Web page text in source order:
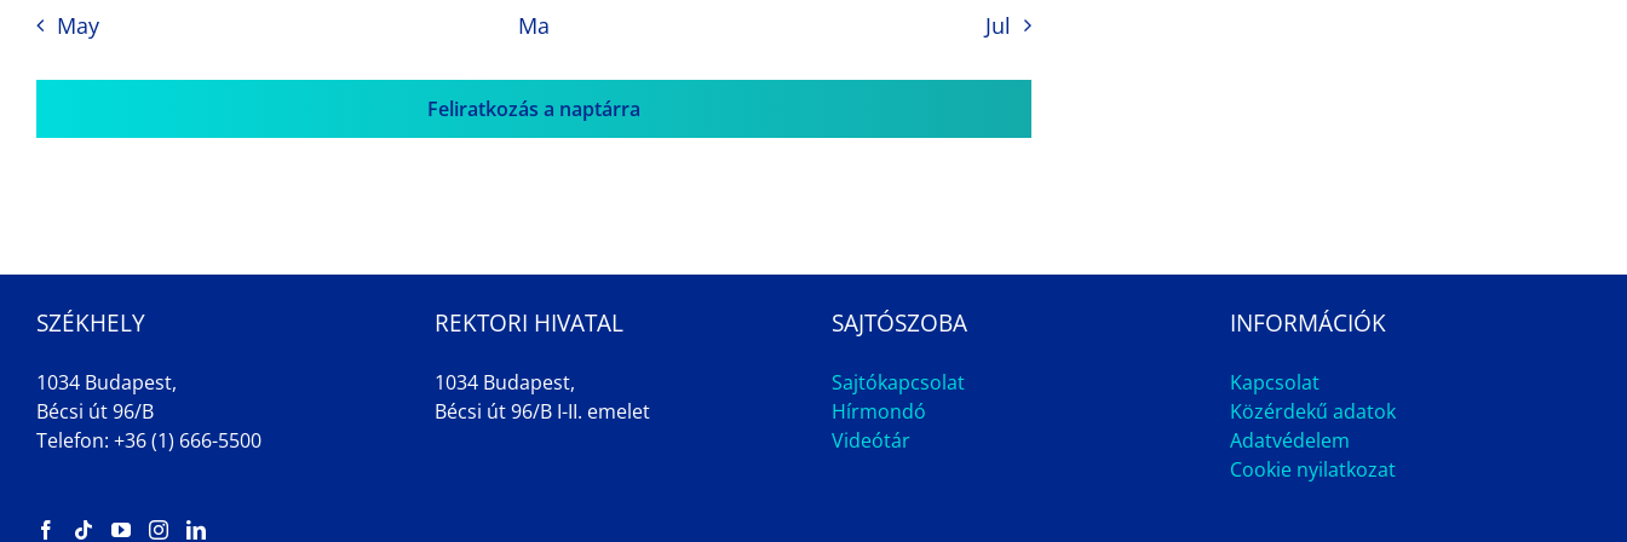
May Ma Jul
Feliratkozás a naptárra
SZÉKHELY
1034 Budapest,
Bécsi út 96/B
Telefon: +36 (1) 666-5500
REKTORI HIVATAL
1034 Budapest,
Bécsi út 96/B I-II. emelet
SAJTÓSZOBA
Sajtókapcsolat
Hírmondó
Videótár
INFORMÁCIÓK
Kapcsolat
Közérdekű adatok
Adatvédelem
Cookie nyilatkozat